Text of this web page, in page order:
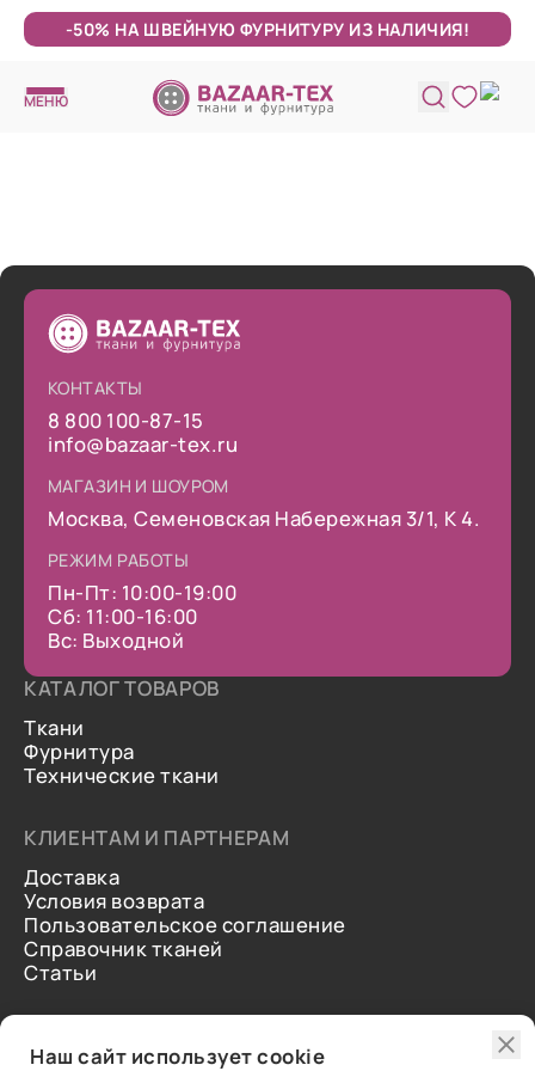
-50% НА ШВЕЙНУЮ ФУРНИТУРУ ИЗ НАЛИЧИЯ!
МЕНЮ
КОНТАКТЫ
8 800 100-87-15
info@bazaar-tex.ru
МАГАЗИН И ШОУРОМ
Москва, Семеновская Набережная 3/1, К 4.
РЕЖИМ РАБОТЫ
Пн-Пт: 10:00-19:00
Сб: 11:00-16:00
Вс: Выходной
КАТАЛОГ ТОВАРОВ
Ткани
Фурнитура
Технические ткани
КЛИЕНТАМ И ПАРТНЕРАМ
Доставка
Условия возврата
Пользовательское соглашение
Справочник тканей
Статьи
Наш сайт использует cookie